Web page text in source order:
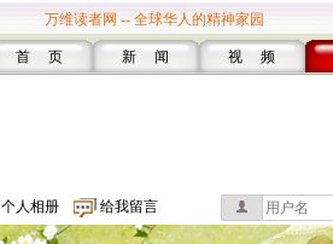
万维读者网 -- 全球华人的精神家园
首 页 新 闻 视 频
个人相册 给我留言